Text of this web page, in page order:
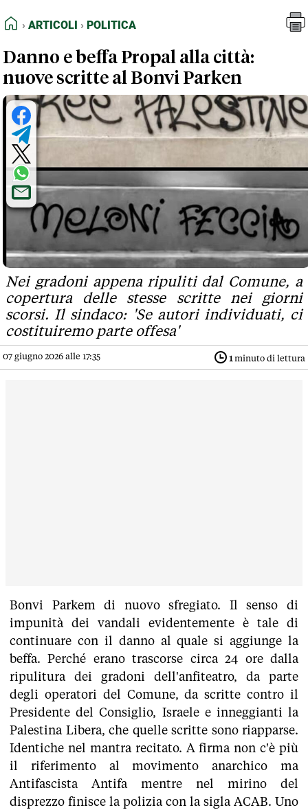
FEED RSS
NORMATIVE DEONTOLOGICHE
TERMINI e CONDIZIONI
HOME
ARTICOLI POLITICA
Danno e beffa Propal alla città:
nuove scritte al Bonvi Parken
Nei gradoni appena ripuliti dal Comune, a
copertura delle stesse scritte nei giorni
scorsi. Il sindaco: 'Se autori individuati, ci
costituiremo parte offesa'
07 giugno 2026 alle 17:35 1minuto di lettura
Bonvi Parkem di nuovo sfregiato. Il senso di
impunità dei vandali evidentemente è tale di
continuare con il danno al quale si aggiunge la
beffa. Perché erano trascorse circa 24 ore dalla
ripulitura dei gradoni dell'anfiteatro, da parte
degli operatori del Comune, da scritte contro il
Presidente del Consiglio, Israele e inneggianti la
Palestina Libera, che quelle scritte sono riapparse.
Identiche nel mantra recitato. A firma non c'è più
il riferimento al movimento anarchico ma
Antifascista Antifa mentre nel mirino del
disprezzo finisce la polizia con la sigla ACAB. Uno